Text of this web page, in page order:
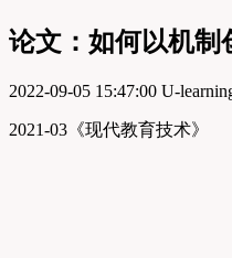
论文：如何以机制
2022-09-05 15:47:00 U-
2021-03《现代教育技术》